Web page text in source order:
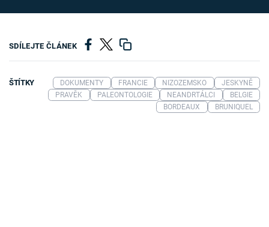
SDÍLEJTE ČLÁNEK
ŠTÍTKY DOKUMENTY FRANCIE NIZOZEMSKO
JESKYNĚ
PRAVĚK
PALEONTOLOGIE NEANDRTÁLCI
BELGIE
BORDEAUX
BRUNIQUEL